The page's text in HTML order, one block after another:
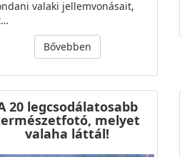
valaki jellemvonásait,
Bővebben
20 legcsodálatosabb
melyet
valaha láttál!